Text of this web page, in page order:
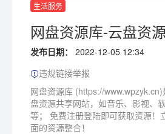
生活服务
网盘资源库-云盘资
发布日期：
2022-12-05 12:34
违规链接举报
网盘资源库 (https://
盘资源共享网站，如音乐、影视、
等； 免费注册登陆即可获取资源！
面的资源整合！